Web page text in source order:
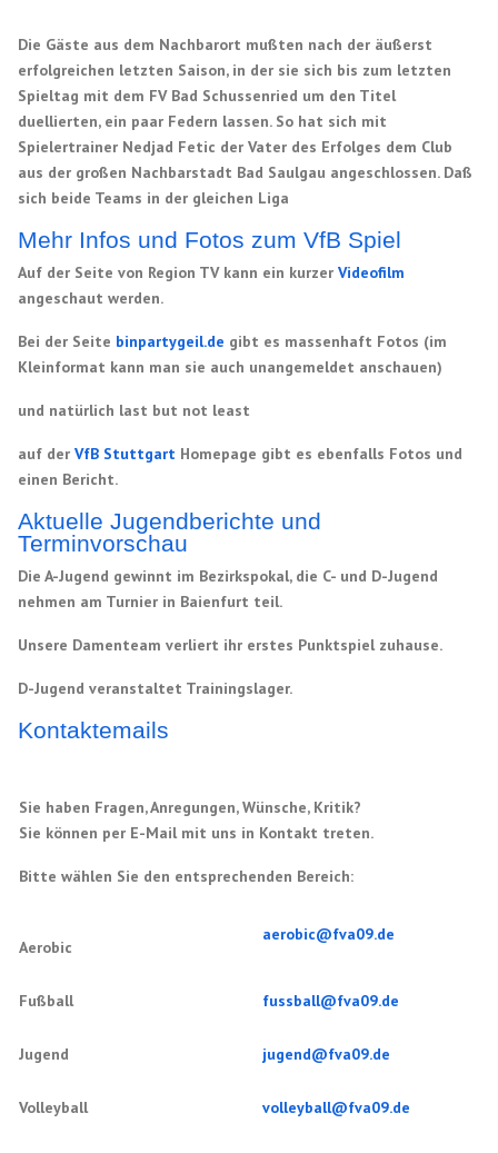
Die Gäste aus dem Nachbarort mußten nach der äußerst
erfolgreichen letzten Saison, in der sie sich bis zum letzten
Spieltag mit dem FV Bad Schussenried um den Titel
duellierten, ein paar Federn lassen. So hat sich mit
Spielertrainer Nedjad Fetic der Vater des Erfolges dem Club
aus der großen Nachbarstadt Bad Saulgau angeschlossen. Daß
sich beide Teams in der gleichen Liga
Mehr Infos und Fotos zum VfB Spiel
Auf der Seite von Region TV kann ein kurzerVideofilm
angeschaut werden.
Bei der Seite binpartygeil.de gibt es massenhaft Fotos (im
Kleinformat kann man sie auch unangemeldet anschauen)
und natürlich last but not least
auf derVfB Stuttgart Homepage gibt es ebenfalls Fotos und
einen Bericht.
Aktuelle Jugendberichte und
Terminvorschau
Die A-Jugend gewinnt im Bezirkspokal, die C- und D-Jugend
nehmen am Turnier in Baienfurt teil.
Unsere Damenteam verliert ihr erstes Punktspiel zuhause.
D-Jugend veranstaltet Trainingslager.
Kontaktemails
Sie haben Fragen, Anregungen, Wünsche, Kritik?
Sie können per E-Mail mit uns in Kontakt treten.
Bitte wählen Sie den entsprechenden Bereich:
Aerobic
aerobic@fva09.de
Fußball fussball@fva09.de
Jugend jugend@fva09.de
Volleyball volleyball@fva09.de